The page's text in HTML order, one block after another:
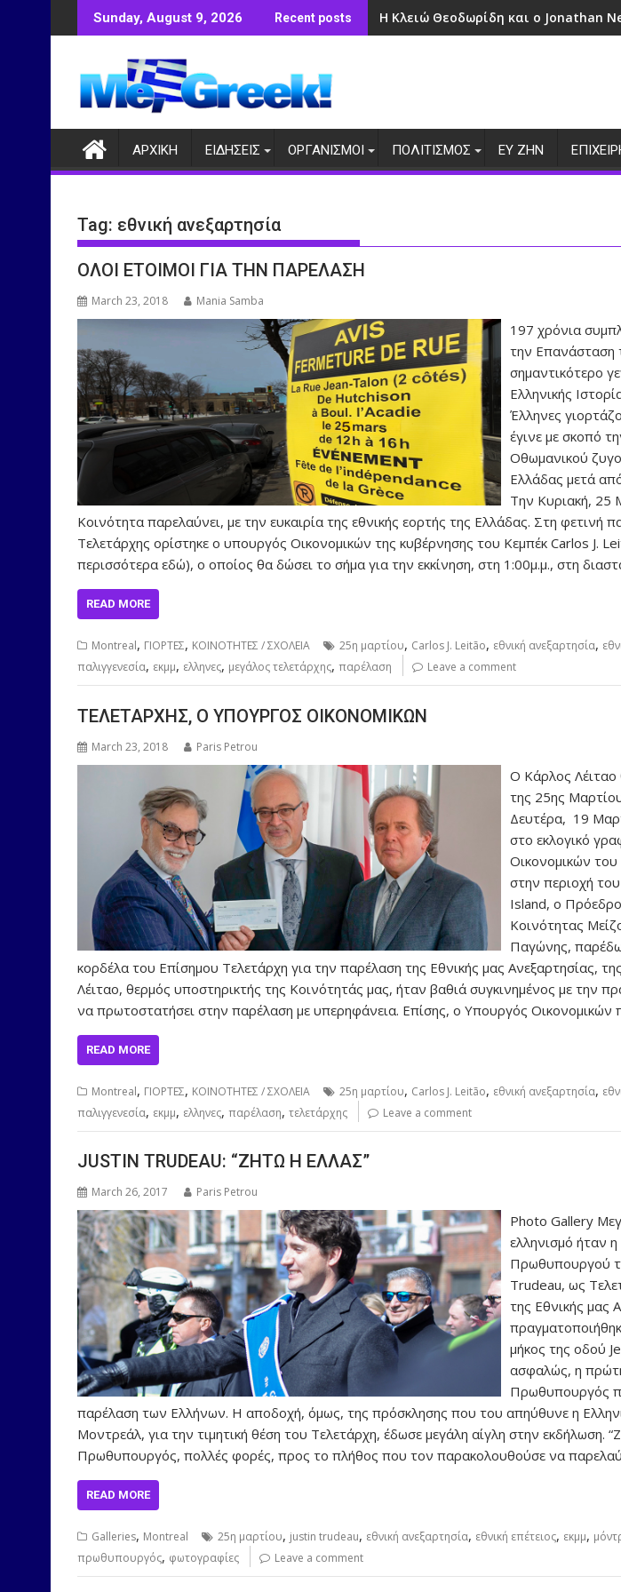
to
Sunday, August 9, 2026 Recent posts Η Κλειώ Θεοδωρίδη και ο Jonathan
ΑΡΧΙΚΗ ΕΙΔΗΣΕΙΣ ΟΡΓΑΝΙΣΜΟΙ ΠΟΛΙΤΙΣΜΟΣ ΕΥ ΖΗΝ
Tag: εθνική ανεξαρτησία
ΟΛΟΙ ΕΤΟΙΜΟΙ ΓΙΑ ΤΗΝ ΠΑΡΕΛΑΣΗ
March 23, 2018 Mania Samba
197 χρόνια
την Επανάσταση
σημαντικότερο
Ελληνικής
Έλληνες
έγινε με σκοπό
Οθωμανικού
Ελλάδας μετά
Την Κυριακή, 25
Κοινότητα παρελαύνει, με την ευκαιρία της εθνικής εορτής της Ελλάδας. Στη φετινή
Τελετάρχης ορίστηκε ο υπουργός Οικονομικών της κυβέρνησης του Κεμπέκ Carlos J.
περισσότερα εδώ), ο οποίος θα δώσει το σήμα για την εκκίνηση, στη 1:00μ.μ., στη
READ MORE
Montreal, ΓΙΟΡΤΕΣ, ΚΟΙΝΟΤΗΤΕΣ / ΣΧΟΛΕΙΑ 25η μαρτίου, Carlos J. Leitão, εθνική ανεξαρτησία,
παλιγγενεσία, εκμμ, ελληνες, μεγάλος τελετάρχης, παρέλαση Leave a comment
ΤΕΛΕΤΑΡΧΗΣ, Ο ΥΠΟΥΡΓΟΣ ΟΙΚΟΝΟΜΙΚΩΝ
March 23, 2018 Paris Petrou
Ο Κάρλος Λέιταο
της 25ης
Δευτέρα, 19
στο εκλογικό
Οικονομικών
στην περιοχή
Island, ο
Κοινότητας
Παγώνης,
κορδέλα του Επίσημου Τελετάρχη για την παρέλαση της Εθνικής μας Ανεξαρτησίας,
Λέιταο, θερμός υποστηρικτής της Κοινότητάς μας, ήταν βαθιά συγκινημένος με την
να πρωτοστατήσει στην παρέλαση με υπερηφάνεια. Επίσης, ο Υπουργός Οικονομικών
READ MORE
Montreal, ΓΙΟΡΤΕΣ, ΚΟΙΝΟΤΗΤΕΣ / ΣΧΟΛΕΙΑ 25η μαρτίου, Carlos J. Leitão, εθνική ανεξαρτησία,
παλιγγενεσία, εκμμ, ελληνες, παρέλαση, τελετάρχης Leave a comment
JUSTIN TRUDEAU: “ΖΗΤΩ Η ΕΛΛΑΣ”
March 26, 2017 Paris Petrou
Photo Gallery
ελληνισμό ήταν
Πρωθυπουργού
Trudeau, ως
της Εθνικής μας
μήκος της οδού
ασφαλώς, η
Πρωθυπουργός
παρέλαση των Ελλήνων. Η αποδοχή, όμως, της πρόσκλησης που του απηύθυνε η
Μοντρεάλ, για την τιμητική θέση του Τελετάρχη, έδωσε μεγάλη αίγλη στην εκδήλωση.
Πρωθυπουργός, πολλές φορές, προς το πλήθος που τον παρακολουθούσε να
READ MORE
Galleries, Montreal 25η μαρτίου, justin trudeau, εθνική ανεξαρτησία, εθνική επέτειος, εκμμ,
πρωθυπουργός, φωτογραφίες Leave a comment